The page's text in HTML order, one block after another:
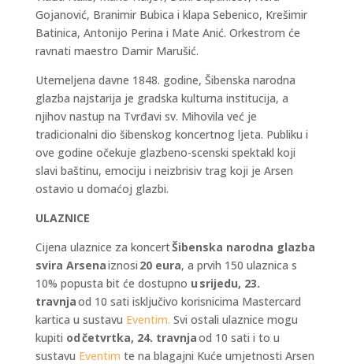
Gojanović, Branimir Bubica i klapa Sebenico, Krešimir
Batinica, Antonijo Perina i Mate Anić. Orkestrom će
ravnati maestro Damir Marušić.
Utemeljena davne 1848. godine, Šibenska narodna
glazba najstarija je gradska kulturna institucija, a
njihov nastup na Tvrđavi sv. Mihovila već je
tradicionalni dio šibenskog koncertnog ljeta. Publiku i
ove godine očekuje glazbeno-scenski spektakl koji
slavi baštinu, emociju i neizbrisiv trag koji je Arsen
ostavio u domaćoj glazbi.
ULAZNICE
Cijena ulaznice za koncertŠibenska narodna glazba
svira Arsenaiznosi 20 eura, a prvih 150 ulaznica s
10% popusta bit će dostupno u srijedu, 23.
travnjaod 10 sati isključivo korisnicima Mastercard
kartica u sustavu Eventim. Svi ostali ulaznice mogu
kupiti od četvrtka, 24. travnjaod 10 sati i to u
sustavu Eventim te na blagajni Kuće umjetnosti Arsen